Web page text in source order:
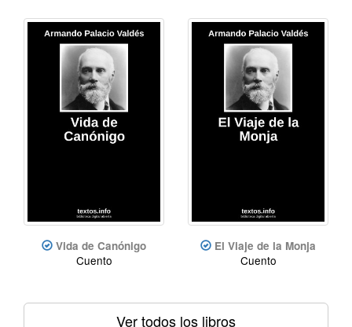
Vida de Canónigo
Cuento
El Viaje de la Monja
Cuento
Ver todos los libros